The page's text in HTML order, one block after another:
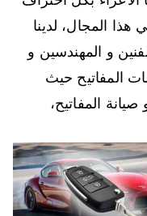
المجال، لدينا
و المهندسين و
المفاتيح حيث
المفاتيح،